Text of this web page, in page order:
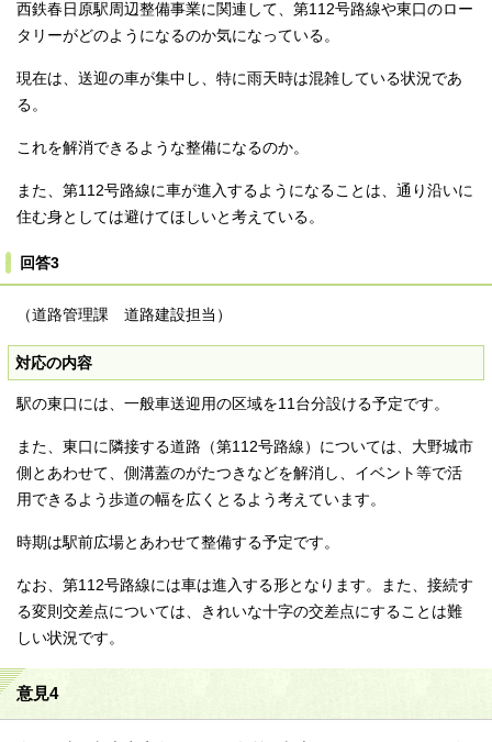
西鉄春日原駅周辺整備事業に関連して、第112号路線や東口のロー
タリーがどのようになるのか気になっている。
現在は、送迎の車が集中し、特に雨天時は混雑している状況であ
る。
これを解消できるような整備になるのか。
また、第112号路線に車が進入するようになることは、通り沿いに
住む身としては避けてほしいと考えている。
回答3
（道路管理課 道路建設担当）
対応の内容
駅の東口には、一般車送迎用の区域を11台分設ける予定です。
また、東口に隣接する道路（第112号路線）については、大野城市
側とあわせて、側溝蓋のがたつきなどを解消し、イベント等で活
用できるよう歩道の幅を広くとるよう考えています。
時期は駅前広場とあわせて整備する予定です。
なお、第112号路線には車は進入する形となります。また、接続す
る変則交差点については、きれいな十字の交差点にすることは難
しい状況です。
意見4